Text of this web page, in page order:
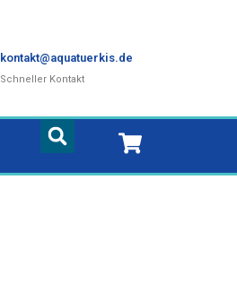
kontakt@aquatuerkis.de
Schneller Kontakt